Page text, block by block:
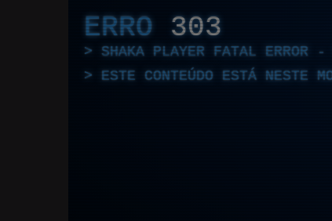
ERRO 303
SHAKA PLAYER FATAL ERROR -
ESTE CONTEÚDO ESTÁ NESTE